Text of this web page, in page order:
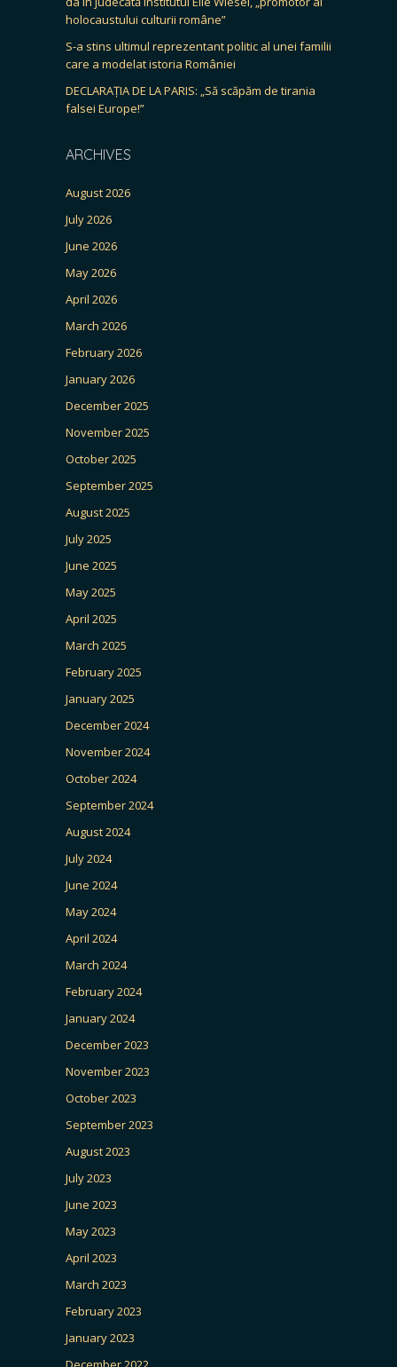
holocaustului culturii române”
S-a stins ultimul reprezentant politic al unei familii
care a modelat istoria României
DECLARAȚIA DE LA PARIS: „Să scăpăm de tirania
falsei Europe!”
ARCHIVES
August 2026
July 2026
June 2026
May 2026
April 2026
March 2026
February 2026
January 2026
December 2025
November 2025
October 2025
September 2025
August 2025
July 2025
June 2025
May 2025
April 2025
March 2025
February 2025
January 2025
December 2024
November 2024
October 2024
September 2024
August 2024
July 2024
June 2024
May 2024
April 2024
March 2024
February 2024
January 2024
December 2023
November 2023
October 2023
September 2023
August 2023
July 2023
June 2023
May 2023
April 2023
March 2023
February 2023
January 2023